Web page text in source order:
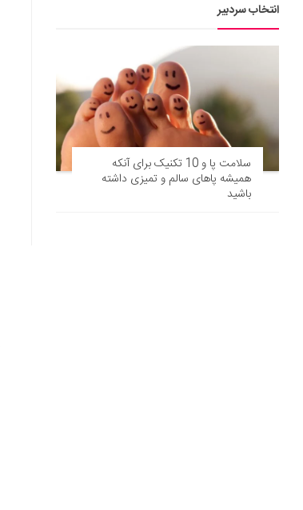
انتخاب سردبیر
سلامت پا و 10 تکنیک برای آنکه
همیشه پاهای سالم و تمیزی داشته
باشید